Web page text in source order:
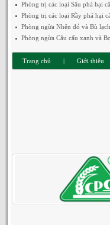
Phòng trị các loại Sâu phá hại
Phòng trị các loại Rầy phá hại
Phòng ngừa Nhện đỏ và Bù
Phòng ngừa Câu cấu xanh và
Trang chủ | Giới thiệu